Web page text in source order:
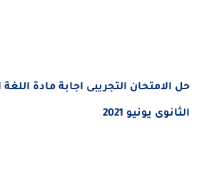
حل الامتحان التجريبى اجابة مادة
الثانوى يونيو 2021